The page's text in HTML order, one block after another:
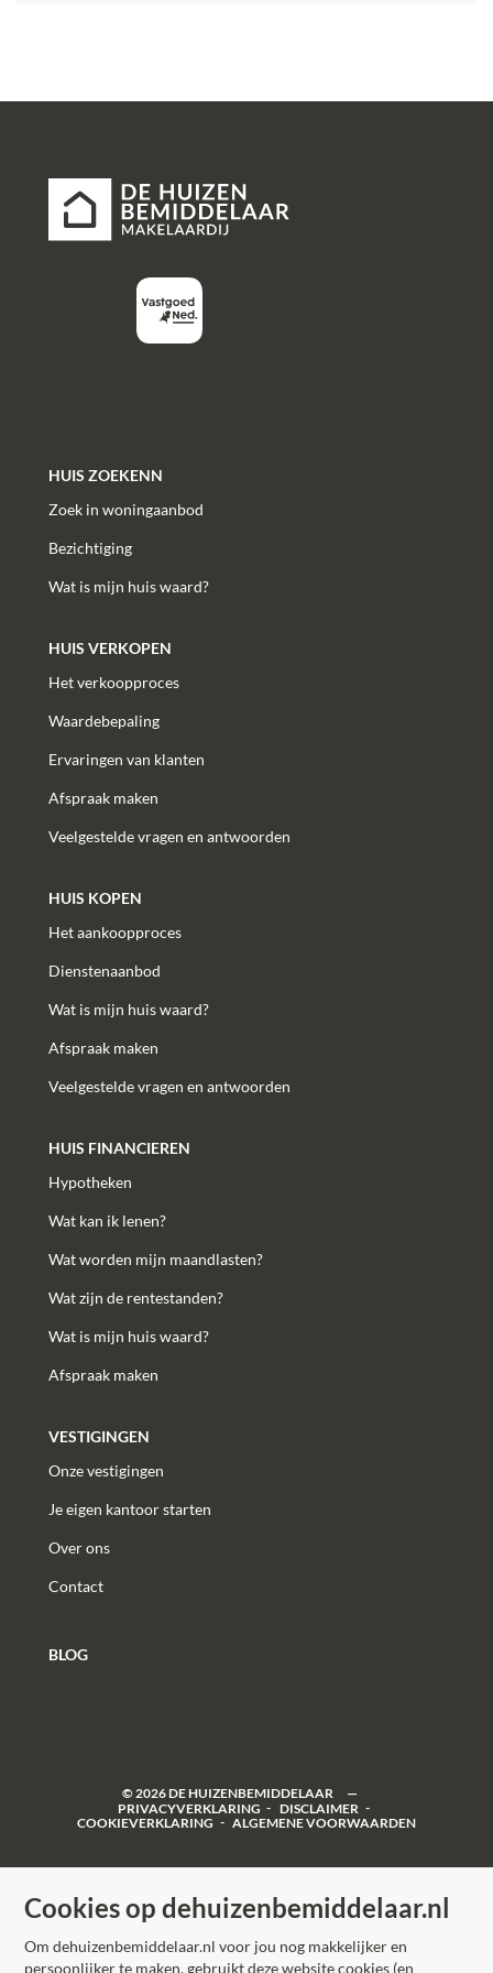
HUIS ZOEKENN
Zoek in woningaanbod
Bezichtiging
Wat is mijn huis waard?
HUIS VERKOPEN
Het verkoopproces
Waardebepaling
Ervaringen van klanten
Afspraak maken
Veelgestelde vragen en antwoorden
HUIS KOPEN
Het aankoopproces
Dienstenaanbod
Wat is mijn huis waard?
Afspraak maken
Veelgestelde vragen en antwoorden
HUIS FINANCIEREN
Hypotheken
Wat kan ik lenen?
Wat worden mijn maandlasten?
Wat zijn de rentestanden?
Wat is mijn huis waard?
Afspraak maken
VESTIGINGEN
Onze vestigingen
Je eigen kantoor starten
Over ons
Contact
BLOG
© 2026DE HUIZENBEMIDDELAAR
PRIVACYVERKLARING
DISCLAIMER
COOKIEVERKLARING
ALGEMENE VOORWAARDEN
Cookies op dehuizenbemiddelaar.nl
Om dehuizenbemiddelaar.nl voor jou nog makkelijker en
persoonlijker te maken, gebruikt deze website cookies (en